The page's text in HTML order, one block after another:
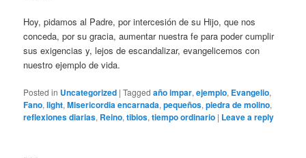
Hoy, pidamos al Padre, por intercesión de su Hijo, que nos
conceda, por su gracia, aumentar nuestra fe para poder cumplir
sus exigencias y, lejos de escandalizar, evangelicemos con
nuestro ejemplo de vida.
Posted in Uncategorized |Tagged año impar,ejemplo, Evangelio,
Fano,light,Misericordia encarnada,pequeños,piedra de molino,
reflexiones diarias, Reino,tibios,tiempo ordinario | Leave a reply